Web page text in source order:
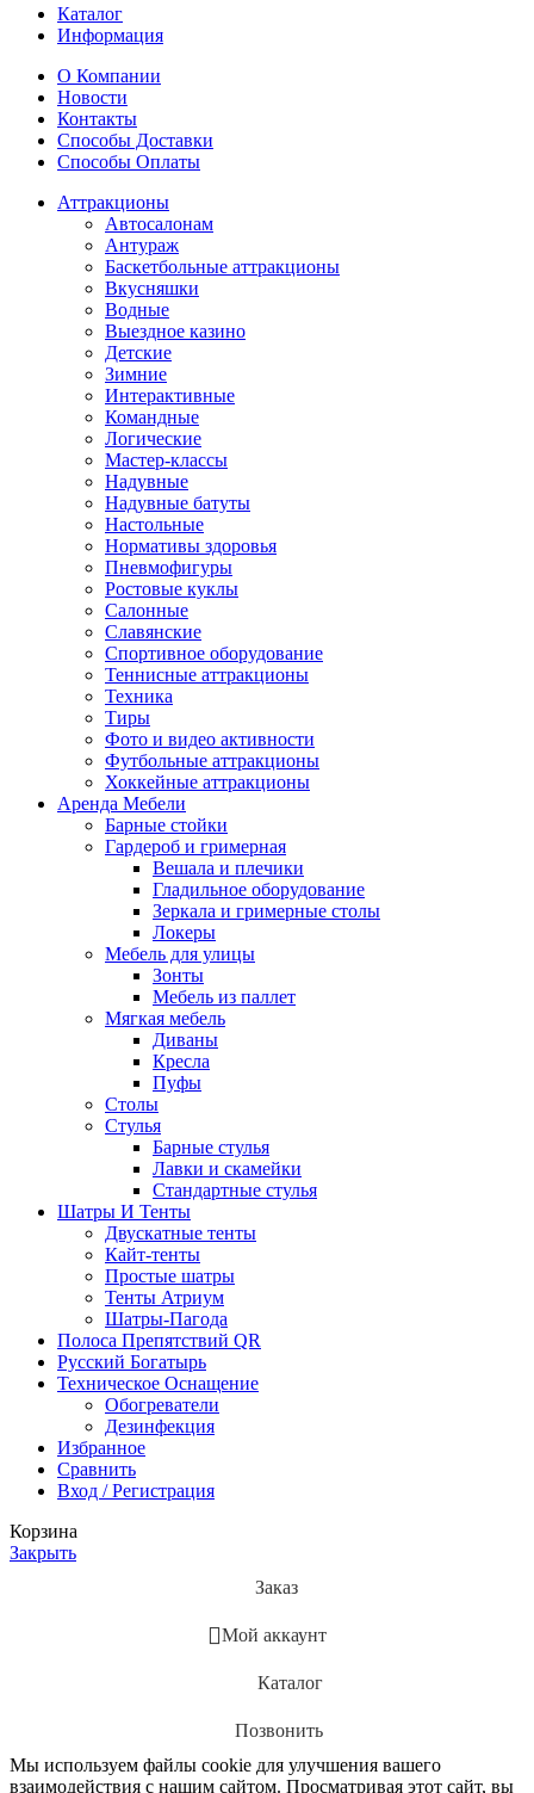
Каталог
Информация
О Компании
Новости
Контакты
Способы Доставки
Способы Оплаты
Аттракционы
Автосалонам
Антураж
Баскетбольные аттракционы
Вкусняшки
Водные
Выездное казино
Детские
Зимние
Интерактивные
Командные
Логические
Мастер-классы
Надувные
Надувные батуты
Настольные
Нормативы здоровья
Пневмофигуры
Ростовые куклы
Салонные
Славянские
Спортивное оборудование
Теннисные аттракционы
Техника
Тиры
Фото и видео активности
Футбольные аттракционы
Хоккейные аттракционы
Аренда Мебели
Барные стойки
Гардероб и гримерная
Вешала и плечики
Гладильное оборудование
Зеркала и гримерные столы
Локеры
Мебель для улицы
Зонты
Мебель из паллет
Мягкая мебель
Диваны
Кресла
Пуфы
Столы
Стулья
Барные стулья
Лавки и скамейки
Стандартные стулья
Шатры И Тенты
Двускатные тенты
Кайт-тенты
Простые шатры
Тенты Атриум
Шатры-Пагода
Полоса Препятствий QR
Русский Богатырь
Техническое Оснащение
Обогреватели
Дезинфекция
Избранное
Сравнить
Вход / Регистрация
Корзина
Закрыть
Заказ
Мой аккаунт
Каталог
Позвонить
Мы используем файлы cookie для улучшения вашего
взаимодействия с нашим сайтом. Просматривая этот сайт, вы